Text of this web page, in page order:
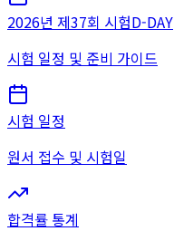
2026년 제37회 시험D-DAY
시험 일정 및 준비 가이드
시험 일정
원서 접수 및 시험일
합격률 통계